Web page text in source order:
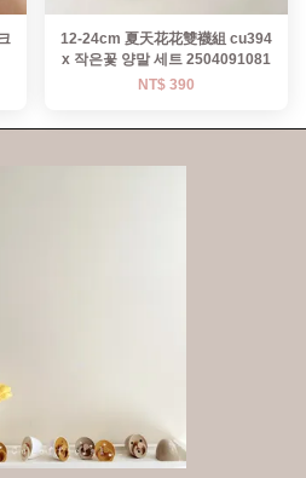
12-24cm 夏天花花雙襪組 cu394
x 작은꽃 양말 세트 2504091081
NT$ 390